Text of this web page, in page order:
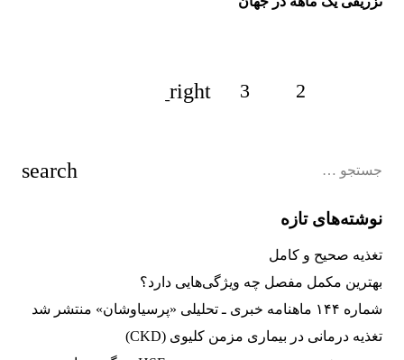
2
3
نوشته‌های تازه
تغذیه صحیح و کامل
بهترین مکمل مفصل چه ویژگی‌هایی دارد؟
شماره ۱۴۴ ماهنامه خبری ـ تحلیلی «پرسیاوشان» منتشر شد
تغذیه‌ درمانی در بیماری مزمن کلیوی (CKD)